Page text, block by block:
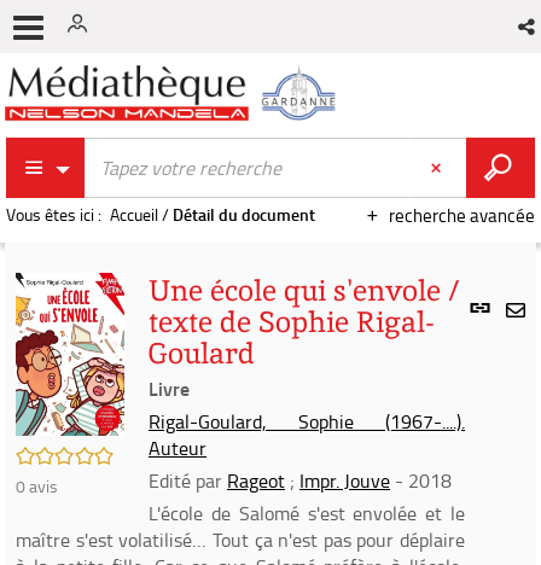
recherche avancée
Vous êtes ici : Accueil/ Détail du document
Lien
/5
0avis
Une école qui s'envole /
texte de Sophie Rigal-
Goulard
Livre
Rigal-Goulard, Sophie (1967-....).
Auteur
Edité par Rageot ; Impr. Jouve - 2018
L'école de Salomé s'est envolée et le
maître s'est volatilisé… Tout ça n'est pas pour déplaire